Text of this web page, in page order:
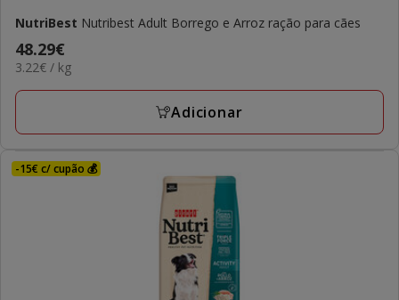
NutriBest Nutribest Adult Borrego e Arroz ração para cães
Preço
48.29€
48.29€
3.22€
KG
3.22€ / kg
Adicionar
-15€ c/ cupão 💰